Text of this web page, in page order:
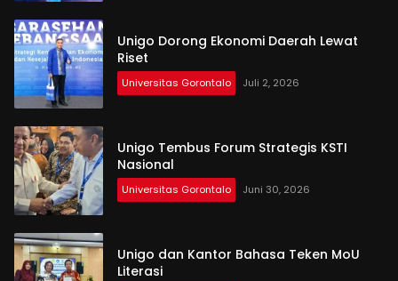
Unigo Dorong Ekonomi Daerah Lewat
Riset
Universitas Gorontalo Juli 2, 2026
Unigo Tembus Forum Strategis KSTI
Nasional
Universitas Gorontalo Juni 30, 2026
Unigo dan Kantor Bahasa Teken MoU
Literasi